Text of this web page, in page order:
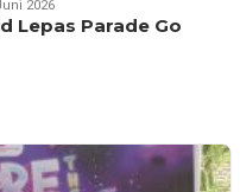
2026
Lepas Parade Go